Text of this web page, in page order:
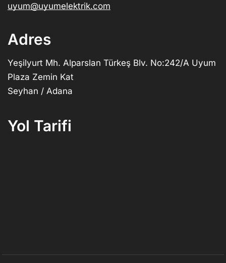
uyum@uyumelektrik.com
Adres
Yeşilyurt Mh. Alparslan Türkeş Blv. No:242/A Uyum
Plaza Zemin Kat
Seyhan / Adana
Yol Tarifi